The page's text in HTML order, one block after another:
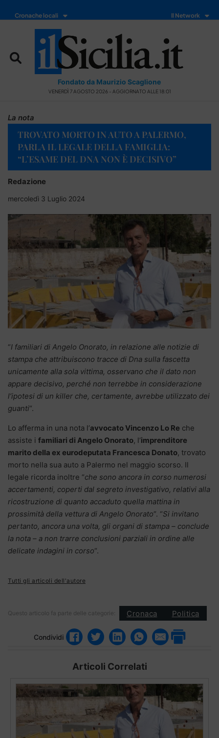
Cronache locali Il Network
Fondato da Maurizio Scaglione
VENERDÌ 7 AGOSTO 2026 - AGGIORNATO ALLE 18:01
La nota
TROVATO MORTO IN AUTO A PALERMO,
PARLA IL LEGALE DELLA FAMIGLIA:
“L’ESAME DEL DNA NON È DECISIVO”
Redazione
mercoledì 3 Luglio 2024
“I familiari di Angelo Onorato, in relazione alle notizie di
stampa che attribuiscono tracce di Dna sulla fascetta
unicamente alla sola vittima, osservano che il dato non
appare decisivo, perché non terrebbe in considerazione
l’ipotesi di un killer che, certamente, avrebbe utilizzato dei
guanti“.
Lo afferma in una nota l’avvocato Vincenzo Lo Re che
assiste i familiari di Angelo Onorato, l’imprenditore
marito della ex eurodeputata Francesca Donato, trovato
morto nella sua auto a Palermo nel maggio scorso. Il
legale ricorda inoltre “che sono ancora in corso numerosi
accertamenti, coperti dal segreto investigativo, relativi alla
ricostruzione di quanto accaduto quella mattina in
prossimità della vettura di Angelo Onorato“. “Si invitano
pertanto, ancora una volta, gli organi di stampa – conclude
la nota – a non trarre conclusioni parziali in ordine alle
delicate indagini in corso“.
Tutti gli articoli dell'autore
Questo articolo fa parte delle categorie: Cronaca Politica
Condividi
Articoli Correlati